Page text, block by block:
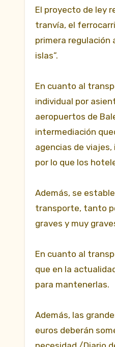
El proyecto de ley
tranvía, el
primera
islas”.
En cuanto al
individual por
aeropuertos de
intermediación
agencias de
por lo que los
Además, se
transporte, tanto
graves y muy
En cuanto al
que en la
para mantenerlas.
Además, las
euros deberán